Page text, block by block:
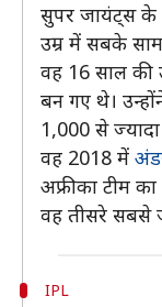
सुपर जायंट्स के
उम्र में सबके
वह 16 साल की
बन गए थे।
1,000 से
वह 2018 में
अफ्रीका टीम
वह तीसरे सबसे
IPL